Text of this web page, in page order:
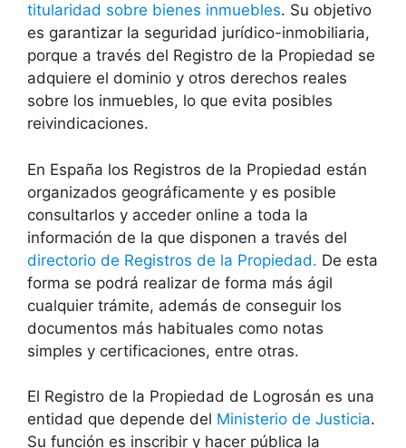
titularidad sobre bienes inmuebles. Su objetivo
es garantizar la seguridad jurídico-inmobiliaria,
porque a través del Registro de la Propiedad se
adquiere el dominio y otros derechos reales
sobre los inmuebles, lo que evita posibles
reivindicaciones.
En España los Registros de la Propiedad están
organizados geográficamente y es posible
consultarlos y acceder online a toda la
información de la que disponen a través del
directorio de Registros de la Propiedad. De esta
forma se podrá realizar de forma más ágil
cualquier trámite, además de conseguir los
documentos más habituales como notas
simples y certificaciones, entre otras.
El Registro de la Propiedad de Logrosán es una
entidad que depende del Ministerio de Justicia.
Su función es inscribir y hacer pública la